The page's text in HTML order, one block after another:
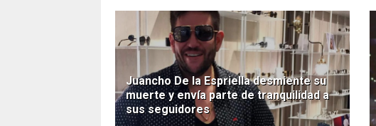
Juancho De la Espriella desmiente su
muerte y envía parte de tranquilidad a
sus seguidores